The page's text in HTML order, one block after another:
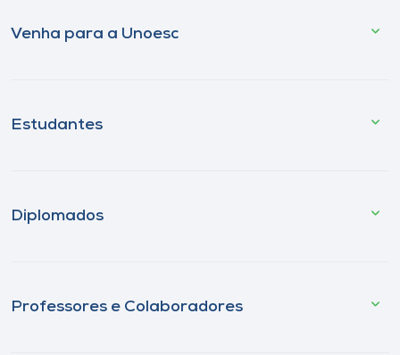
Venha para a Unoesc
Estudantes
Diplomados
Professores e Colaboradores